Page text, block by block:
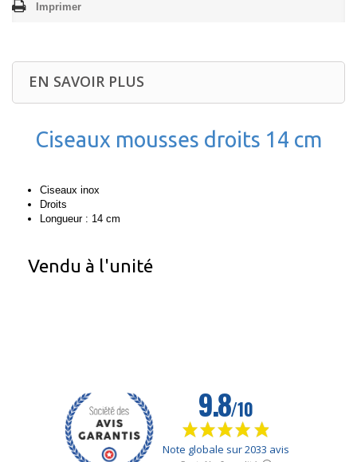
Imprimer
EN SAVOIR PLUS
Ciseaux mousses droits 14 cm
Ciseaux inox
Droits
Longueur : 14 cm
Vendu à l'unité